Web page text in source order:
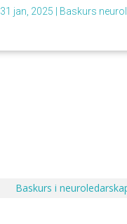
31 jan, 2025 Baskurs
Baskurs i